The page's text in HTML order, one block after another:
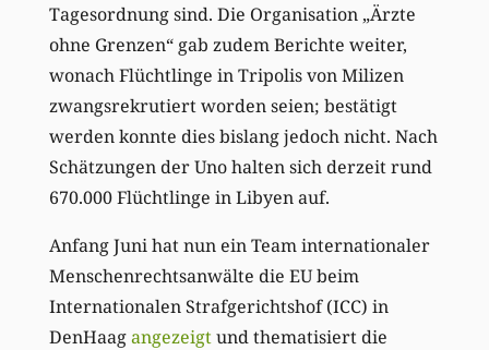
Tagesordnung sind. Die Organisation „Ärzte
ohne Grenzen“ gab zudem Berichte weiter,
wonach Flüchtlinge in Tripolis von Milizen
zwangsrekrutiert worden seien; bestätigt
werden konnte dies bislang jedoch nicht. Nach
Schätzungen der Uno halten sich derzeit rund
670.000 Flüchtlinge in Libyen auf.
Anfang Juni hat nun ein Team internationaler
Menschenrechtsanwälte die EU beim
Internationalen Strafgerichtshof (ICC) in
DenHaagangezeigtund thematisiert die